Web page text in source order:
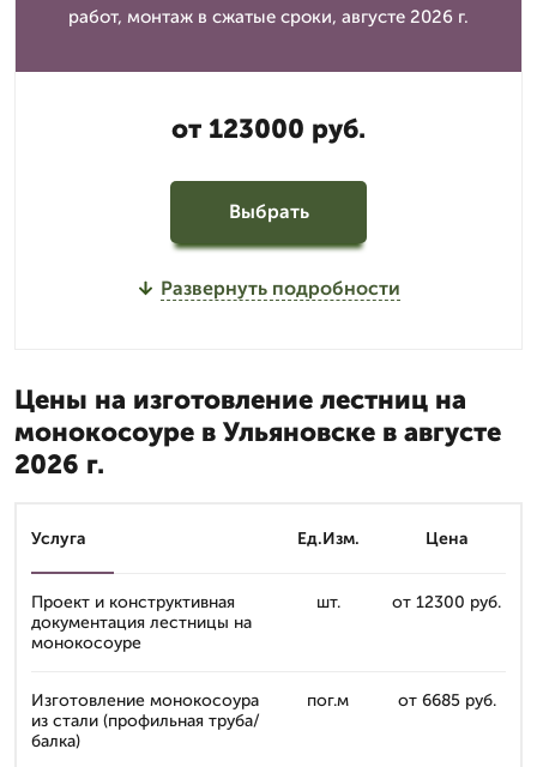
работ, монтаж в сжатые сроки, августе 2026 г.
от 123000 руб.
Выбрать
Развернуть подробности
Цены на изготовление лестниц на
монокосоуре в Ульяновске в августе
2026 г.
Услуга Ед.Изм. Цена
Проект и конструктивная
документация лестницы на
монокосоуре
шт. от 12300 руб.
Изготовление монокосоура
из стали (профильная труба/
балка)
пог.м от 6685 руб.